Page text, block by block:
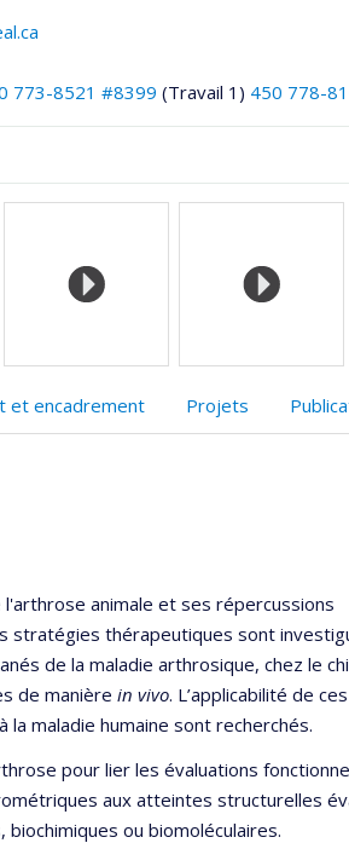
773-8521 #8399 (Travail 1) 450 778-
et encadrement Projets
animale et ses répercussions
stratégies thérapeutiques sont
de la maladie arthrosique, chez le
de manière in vivo. L’applicabilité de ces
maladie humaine sont recherchés.
pour lier les évaluations
aux atteintes structurelles
ou biomoléculaires.